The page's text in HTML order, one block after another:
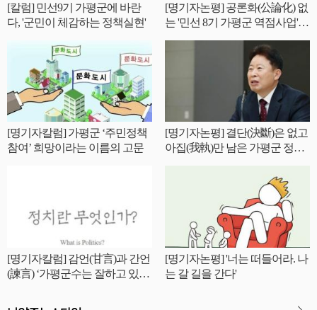
[칼럼] 민선9기 가평군에 바란
다, '군민이 체감하는 정책실현'
[명기자논평] 공론화(公論化) 없
는 '민선 8기 가평군 역점사업'
[명기자칼럼] 가평군 ‘주민정책
참여’ 희망이라는 이름의 고문
[명기자논평] 결단(決斷)은 없고
아집(我執)만 남은 가평군 정기
[명기자칼럼] 감언(甘言)과 간언
(諫言) ‘가평군수는 잘하고 있는
[명기자논평] '너는 떠들어라. 나
는 갈 길을 간다'